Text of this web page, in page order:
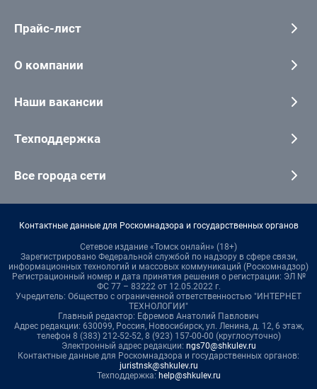
Прайс-лист
О компании
Наши вакансии
Техподдержка
Все города сети
Контактные данные для Роскомнадзора и государственных органов
Сетевое издание «Томск онлайн» (18+)
Зарегистрировано Федеральной службой по надзору в сфере связи,
информационных технологий и массовых коммуникаций (Роскомнадзор)
Регистрационный номер и дата принятия решения о регистрации: ЭЛ №
ФС 77 – 83222 от 12.05.2022 г.
Учредитель: Общество с ограниченной ответственностью "ИНТЕРНЕТ
ТЕХНОЛОГИИ"
Главный редактор: Ефремов Анатолий Павлович
Адрес редакции: 630099, Россия, Новосибирск, ул. Ленина, д. 12, 6 этаж,
телефон 8 (383) 212-52-52, 8 (923) 157-00-00 (круглосуточно)
Электронный адрес редакции: ngs70@shkulev.ru
Контактные данные для Роскомнадзора и государственных органов:
juristnsk@shkulev.ru
Техподдержка: help@shkulev.ru